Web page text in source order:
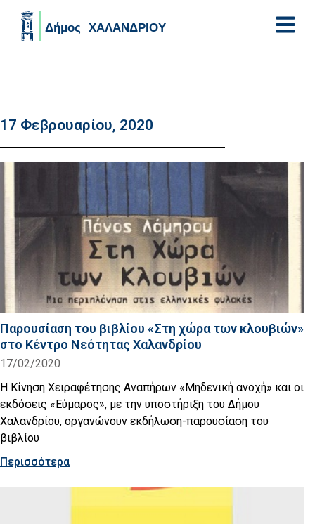
17 Φεβρουαρίου, 2020
Παρουσίαση του βιβλίου «Στη χώρα των κλουβιών»
στο Κέντρο Νεότητας Χαλανδρίου
17/02/2020
Η Κίνηση Χειραφέτησης Αναπήρων «Μηδενική ανοχή» και οι
εκδόσεις «Εύμαρος», με την υποστήριξη του Δήμου
Χαλανδρίου, οργανώνουν εκδήλωση-παρουσίαση του
βιβλίου
Περισσότερα